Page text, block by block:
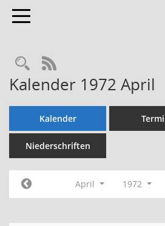
Toggle navigation
Rechercheauswahl
RSS-Feed
Kalender 1972 April
Kalender
Niederschriften
April 1972